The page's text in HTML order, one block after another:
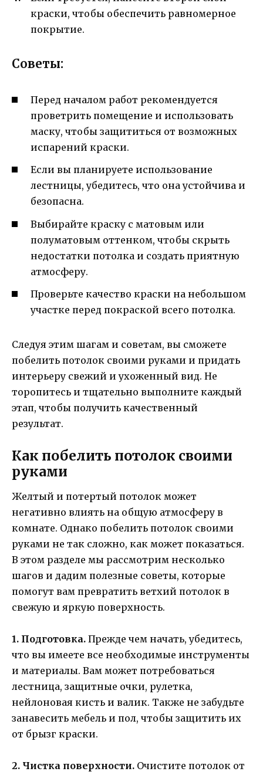
краски, чтобы обеспечить равномерное
покрытие.
Советы:
Перед началом работ рекомендуется
проветрить помещение и использовать
маску, чтобы защититься от возможных
испарений краски.
Если вы планируете использование
лестницы, убедитесь, что она устойчива и
безопасна.
Выбирайте краску с матовым или
полуматовым оттенком, чтобы скрыть
недостатки потолка и создать приятную
атмосферу.
Проверьте качество краски на небольшом
участке перед покраской всего потолка.
Следуя этим шагам и советам, вы сможете
побелить потолок своими руками и придать
интерьеру свежий и ухоженный вид. Не
торопитесь и тщательно выполните каждый
этап, чтобы получить качественный
результат.
Как побелить потолок своими
руками
Желтый и потертый потолок может
негативно влиять на общую атмосферу в
комнате. Однако побелить потолок своими
руками не так сложно, как может показаться.
В этом разделе мы рассмотрим несколько
шагов и дадим полезные советы, которые
помогут вам превратить ветхий потолок в
свежую и яркую поверхность.
1. Подготовка. Прежде чем начать, убедитесь,
что вы имеете все необходимые инструменты
и материалы. Вам может потребоваться
лестница, защитные очки, рулетка,
нейлоновая кисть и валик. Также не забудьте
занавесить мебель и пол, чтобы защитить их
от брызг краски.
2. Чистка поверхности. Очистите потолок от